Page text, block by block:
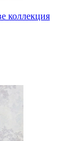
коллекция